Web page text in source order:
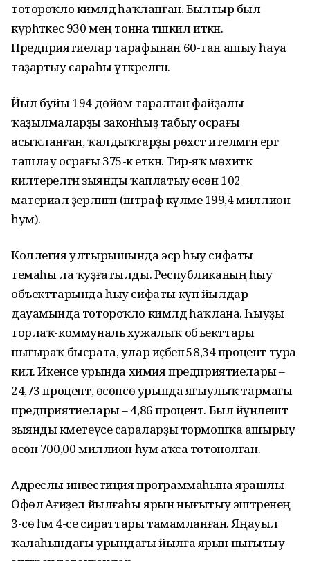
тотороҡло кимәлдә һаҡланған. Былтыр был
күрһәткес 930 мең тонна тәшкил иткән.
Предприятиелар тарафынан 60-тан ашыу һауа
таҙартыу сараһы үткәрелгән.
Йыл буйы 194 дөйөм таралған файҙалы
ҡаҙылмаларҙы законһыҙ табыу осрағы
асыҡланған, ҡалдыҡтарҙы рөхсәт ителмәгән ергә
ташлау осрағы 375-кә еткән. Тирә-яҡ мөхиткә
килтерелгән зыянды ҡаплатыу өсөн 102
материал әҙерләнгән (штраф күләме 199,4 миллион
һум).
Коллегия ултырышында эсәр һыу сифаты
темаһы ла ҡуҙғатылды. Республиканың һыу
объекттарында һыу сифаты күп йылдар
дауамында тотороҡло кимәлдә һаҡлана. Һыуҙы
торлаҡ-коммуналь хужалыҡ объекттары
нығыраҡ бысрата, улар иҫәбенә 58,34 процент тура
килә. Икенсе урында химия предприятиелары –
24,73 процент, өсөнсө урында яғыулыҡ тармағы
предприятиелары – 4,86 процент. Был йүнәлештә
зыянды кәметеүсе сараларҙы тормошҡа ашырыу
өсөн 700,00 миллион һум аҡса тотонолған.
Адреслы инвестиция программаһына ярашлы
Өфөлә Ағиҙел йылғаһы ярын нығытыу эштәренең
3-сө һәм 4-се сираттары тамамланған. Яңауыл
ҡалаһындағы урындағы йылға ярын нығытыу